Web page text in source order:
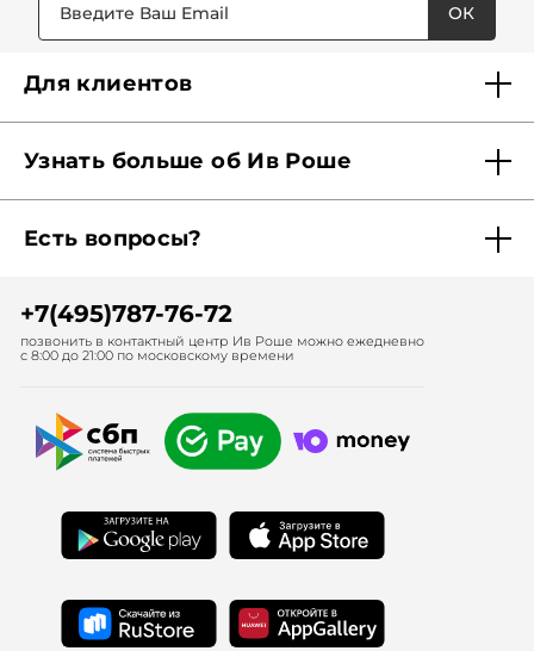
ОК
Для клиентов
Карта Мерси
Отследить заказ
Записаться в спа-салон
Корпоративным клиентам
Гаммы
Узнать больше об Ив Роше
Наши обязательства
Диагностика волос
Диагностика кожи лица
Спа-салоны Ив Роше
Дополнительные услуги
Есть вопросы?
Обратная связь
Подписаться на рассылки
Работа в Ив Роше
Франчайзинг
На информационном ресурсе применяются
рекомендательные технологии
+7(495)787-76-72
позвонить в контактный центр Ив Роше можно ежедневно
с 8:00 до 21:00 по московскому времени